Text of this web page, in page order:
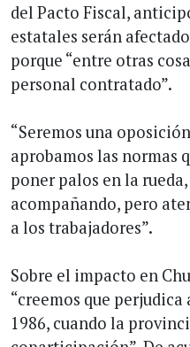
del Pacto Fiscal,
estatales serán
porque “entre otras
personal contratado”.
“Seremos una
aprobamos las normas
poner palos en la
acompañando, pero
a los trabajadores”.
Sobre el impacto en
“creemos que
1986, cuando la